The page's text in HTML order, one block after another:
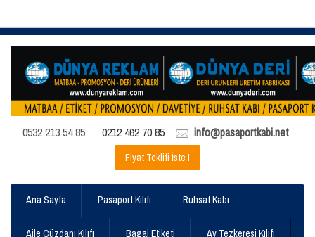
0532 213 54 85 0212 462 70 85 info@pasaportkabi.net
Fiyat Teklifi İste !
Ana Sayfa Pasaport Kılıfı Ruhsat Kabı
Aile Cüzdanı Kılıfı Bagaj Etiketi Av Tezkeresi Kılıfı